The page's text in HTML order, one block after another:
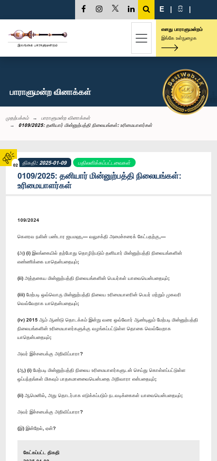
02
E | සි |
எனது பாராளுமன்றம்
இங்கே உள்நுழைக
பாராளுமன்ற வினாக்கள்
முதற்பக்கம்
பாராளுமன்ற வினாக்கள்
0109/2025: தனியார் மின்னுற்பத்தி நிலையங்கள்: உரிமையாளர்கள்
திகதி: 2025-01-09 பதிலளிக்கப்பட்டவைகள்
0109/2025: தனியார் மின்னுற்பத்தி நிலையங்கள்:
உரிமையாளர்கள்
109/2024
கௌரவ நலின் பண்டார ஜயமஹ,— வலுசக்தி அமைச்சரைக் கேட்பதற்கு,—
(அ) (i) இலங்கையில் தற்போது தொழிற்படும் தனியார் மின்னுற்பத்தி நிலையங்களின்
எண்ணிக்கை யாதென்பதையும்;
(ii) அத்தகைய மின்னுற்பத்தி நிலையங்களின் பெயர்கள் யாவையென்பதையும்;
(iii) மேற்படி ஒவ்வொரு மின்னுற்பத்தி நிலைய உரிமையாளரின் பெயர் மற்றும் முகவரி
வெவ்வேறாக யாதென்பதையும்;
(iv) 2015 ஆம் ஆண்டு தொடக்கம் இன்று வரை ஒவ்வோர் ஆண்டிலும் மேற்படி மின்னுற்பத்தி
நிலையங்களின் உரிமையாளர்களுக்கு வழங்கப்பட்டுள்ள தொகை வெவ்வேறாக
யாதென்பதையும்;
அவர் இச்சபைக்கு அறிவிப்பாரா?
(ஆ) (i) மேற்படி மின்னுற்பத்தி நிலைய உரிமையாளர்களுடன் செய்து கொள்ளப்பட்டுள்ள
ஒப்பந்தங்கள் மிகவும் பாதகமானவையென்பதை அறிவாரா என்பதையும்;
(ii) ஆமெனில், அது தொடர்பாக எடுக்கப்படும் நடவடிக்கைகள் யாவையென்பதையும்;
அவர் இச்சபைக்கு அறிவிப்பாரா?
(இ) இன்றேல், ஏன்?
கேட்கப்பட்ட திகதி